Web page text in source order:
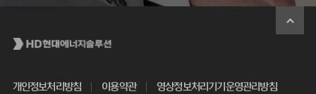
개인정보처리방침 이용약관 영상정보처리기기운영관리방침